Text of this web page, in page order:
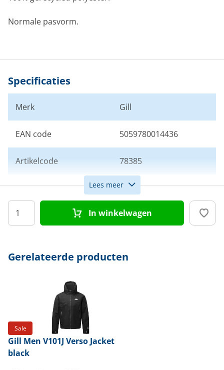
Normale pasvorm.
Specificaties
Merk Gill
EAN code 5059780014436
Artikelcode 78385
Maat S
Kleur Zwart
Lees meer
In winkelwagen
Gerelateerde producten
Sale
Gill Men V101J Verso Jacket
black